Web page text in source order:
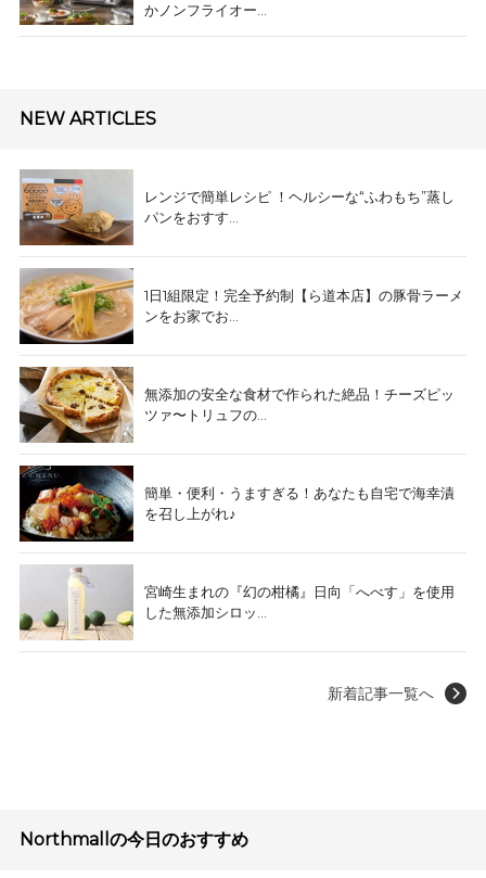
かノンフライオー...
NEW ARTICLES
レンジで簡単レシピ ！ヘルシーな“ふわもち”蒸し
パンをおすす...
1日1組限定！完全予約制【ら道本店】の豚骨ラーメ
ンをお家でお...
無添加の安全な食材で作られた絶品！チーズピッ
ツァ〜トリュフの...
簡単・便利・うますぎる！あなたも自宅で海幸漬
を召し上がれ♪
宮崎生まれの『幻の柑橘』日向「へべす」を使用
した無添加シロッ...
新着記事一覧へ
Northmallの今日のおすすめ